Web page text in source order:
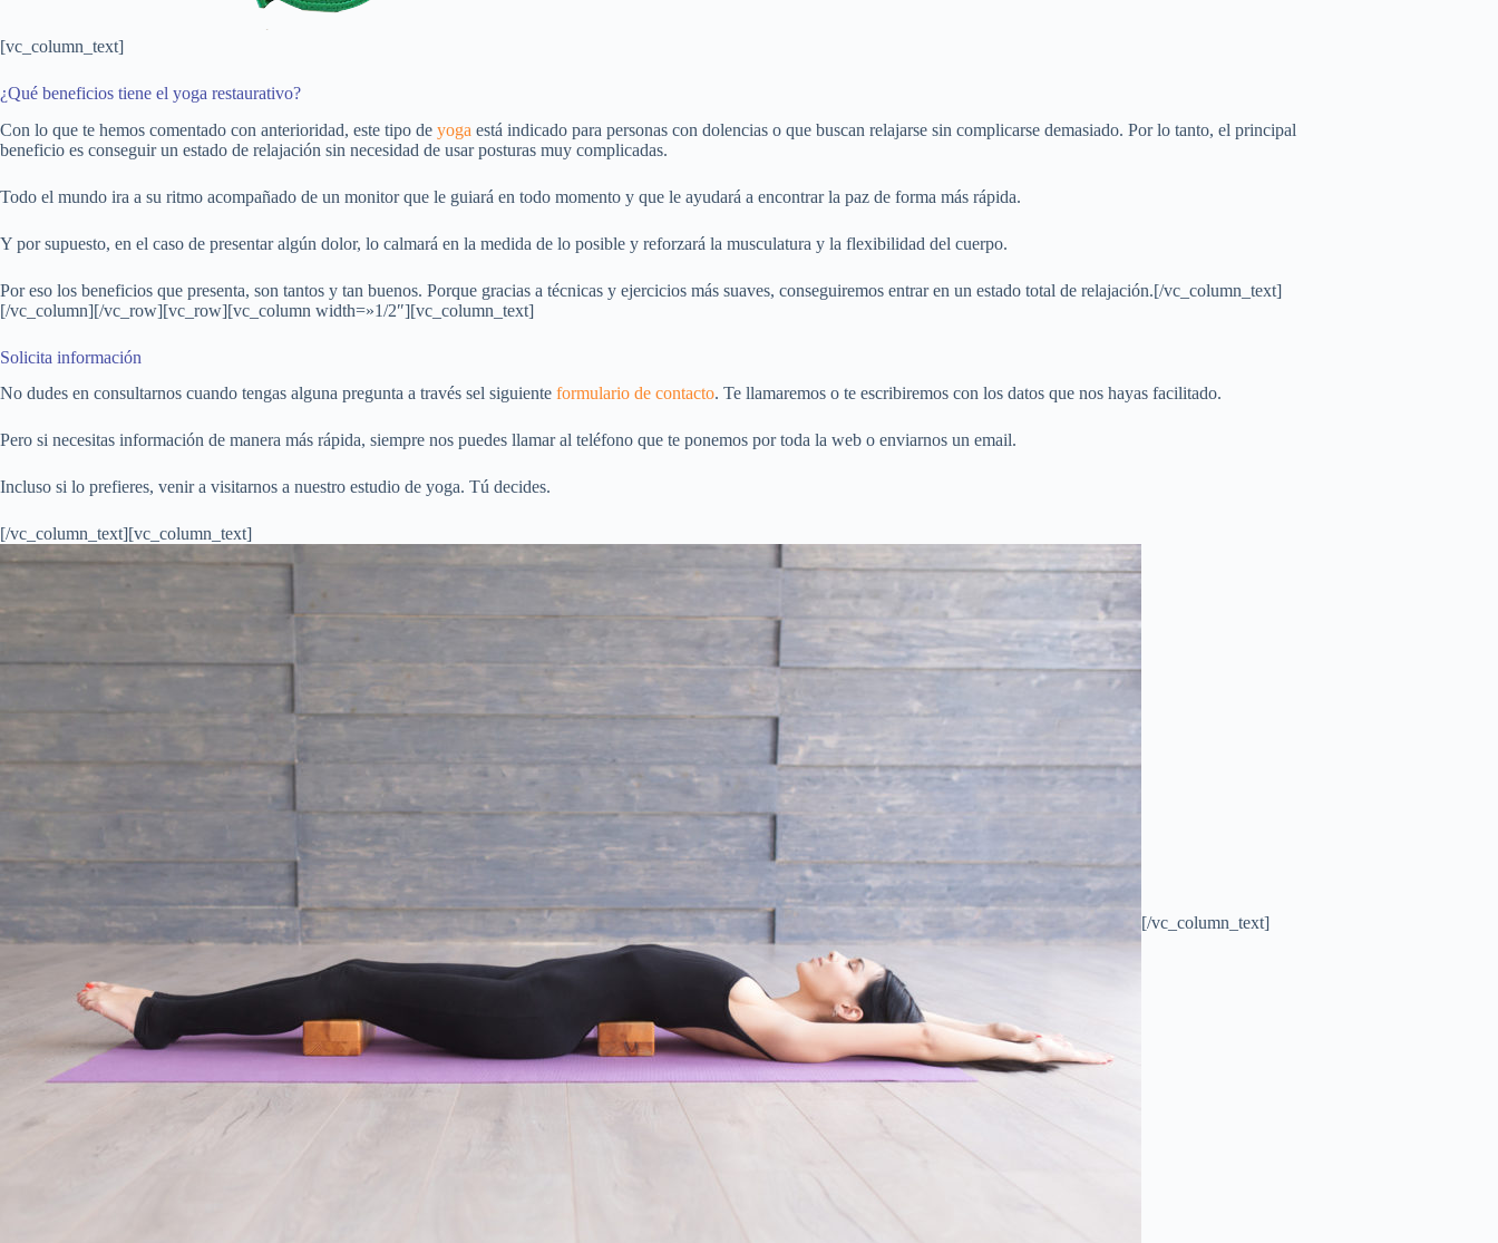
[vc_column_text]
¿Qué beneficios tiene el yoga restaurativo?
Con lo que te hemos comentado con anterioridad, este tipo de yoga está indicado para personas con dolencias o que buscan relajarse sin complicarse demasiado. Por lo tanto, el principal
beneficio es conseguir un estado de relajación sin necesidad de usar posturas muy complicadas.
Todo el mundo ira a su ritmo acompañado de un monitor que le guiará en todo momento y que le ayudará a encontrar la paz de forma más rápida.
Y por supuesto, en el caso de presentar algún dolor, lo calmará en la medida de lo posible y reforzará la musculatura y la flexibilidad del cuerpo.
Por eso los beneficios que presenta, son tantos y tan buenos. Porque gracias a técnicas y ejercicios más suaves, conseguiremos entrar en un estado total de relajación.[/vc_column_text]
[/vc_column][/vc_row][vc_row][vc_column width=»1/2″][vc_column_text]
Solicita información
No dudes en consultarnos cuando tengas alguna pregunta a través sel siguiente formulario de contacto. Te llamaremos o te escribiremos con los datos que nos hayas facilitado.
Pero si necesitas información de manera más rápida, siempre nos puedes llamar al teléfono que te ponemos por toda la web o enviarnos un email.
Incluso si lo prefieres, venir a visitarnos a nuestro estudio de yoga. Tú decides.
[/vc_column_text][vc_column_text]
[/vc_column_text]